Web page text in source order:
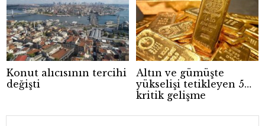
Konut alıcısının tercihi
değişti
Altın ve gümüşte
yükselişi tetikleyen 5
kritik gelişme